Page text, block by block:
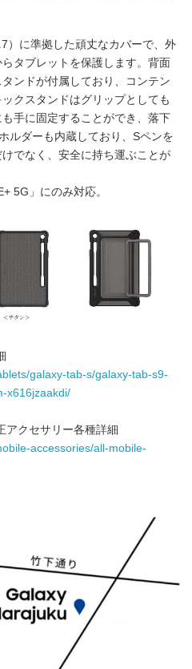
）に準拠した頑丈なカバーで、外
タブレットを保護します。背面
ンドが付属しており、コンテン
クスタンドはグリップとしても
手に固定することができ、落下
ルダーも内蔵しており、Sペンを
でなく、安全に持ち運ぶことが
5G」にのみ対応。
galaxy-tab-s/galaxy-tab-s9-
x616jzaakdi/
アクセサリー各種詳細
accessories/all-mobile-